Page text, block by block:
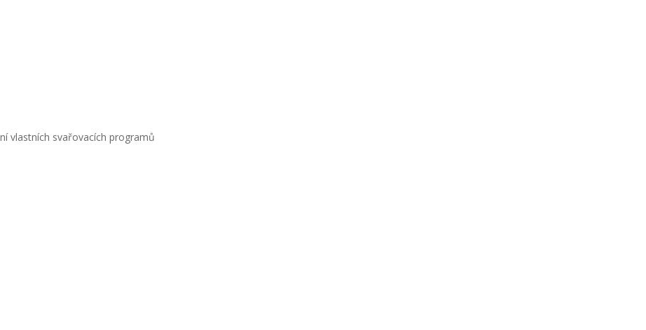
vlastních svařovacích programů